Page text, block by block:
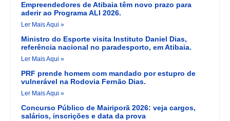
Empreendedores de Atibaia têm novo prazo para
aderir ao Programa ALI 2026.
Ler Mais Aqui »
Ministro do Esporte visita Instituto Daniel Dias,
referência nacional no paradesporto, em Atibaia.
Ler Mais Aqui »
PRF prende homem com mandado por estupro de
vulnerável na Rodovia Fernão Dias.
Ler Mais Aqui »
Concurso Público de Mairiporã 2026: veja cargos,
salários, inscrições e data da prova